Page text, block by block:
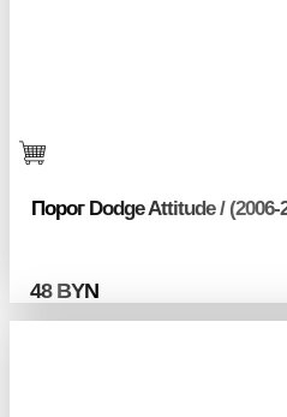
Порог Dodge Attitude /
48 BYN